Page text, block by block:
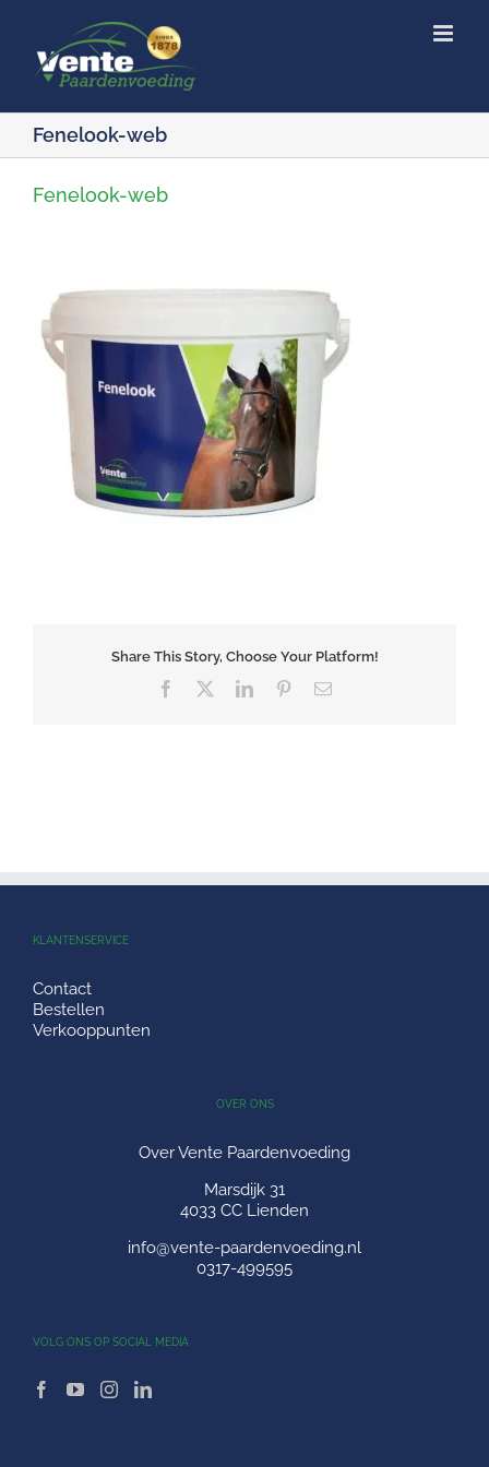
inhoud
Fenelook-web
Fenelook-web
Share This Story, Choose Your Platform!
Facebook LinkedInPinterest
E-
KLANTENSERVICE
Contact
Bestellen
Verkooppunten
OVER ONS
Over Vente Paardenvoeding
Marsdijk 31
4033 CC Lienden
info@vente-paardenvoeding.nl
0317-499595
VOLG ONS OP SOCIAL MEDIA